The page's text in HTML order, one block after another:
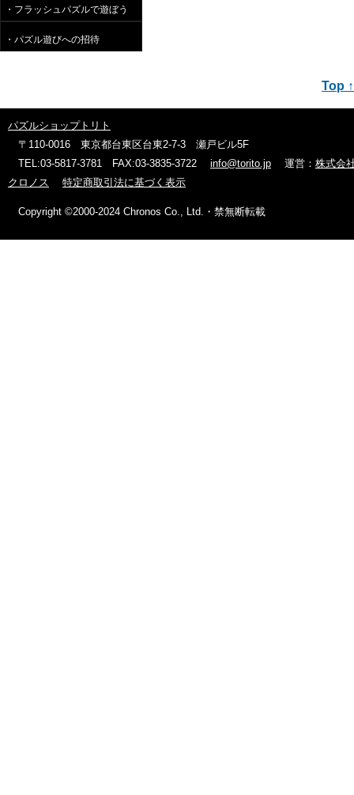
・フラッシュパズルで遊ぼう
・パズル遊びへの招待
Top ↑
パズルショップトリト
〒110-0016 東京都台東区台東2-7-3 瀬戸ビル5F
TEL:03-5817-3781 FAX:03-3835-3722 info@torito.jp 運営： 株式会
クロノス
特定商取引法に基づく表示
Copyright ©2000-2024 Chronos Co., Ltd.・禁無断転載